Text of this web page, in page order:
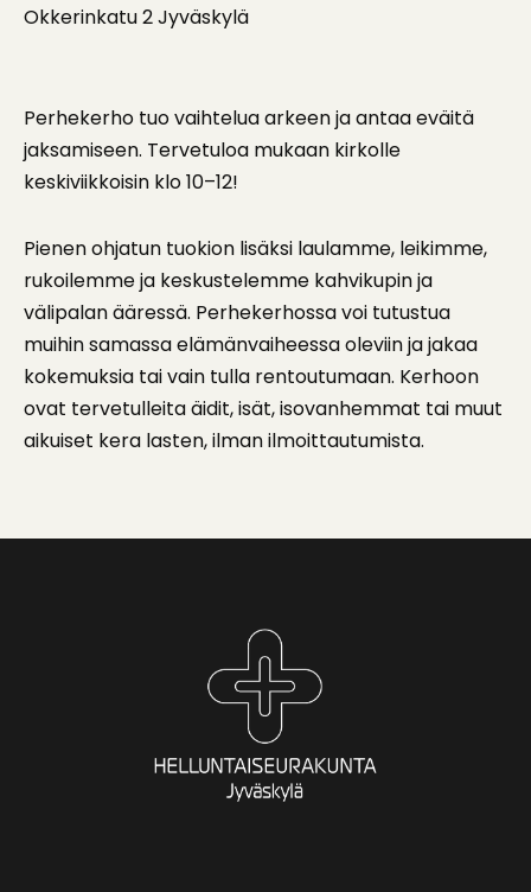
Okkerinkatu 2 Jyväskylä
Perhekerho tuo vaihtelua arkeen ja antaa eväitä
jaksamiseen. Tervetuloa mukaan kirkolle
keskiviikkoisin klo 10–12!
Pienen ohjatun tuokion lisäksi laulamme, leikimme,
rukoilemme ja keskustelemme kahvikupin ja
välipalan ääressä. Perhekerhossa voi tutustua
muihin samassa elämänvaiheessa oleviin ja jakaa
kokemuksia tai vain tulla rentoutumaan. Kerhoon
ovat tervetulleita äidit, isät, isovanhemmat tai muut
aikuiset kera lasten, ilman ilmoittautumista.